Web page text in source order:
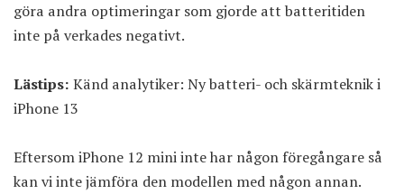
göra andra optimeringar som gjorde att batteritiden
inte på verkades negativt.
Lästips: Känd analytiker: Ny batteri- och skärmteknik i
iPhone 13
Eftersom iPhone 12 mini inte har någon föregångare så
kan vi inte jämföra den modellen med någon annan.